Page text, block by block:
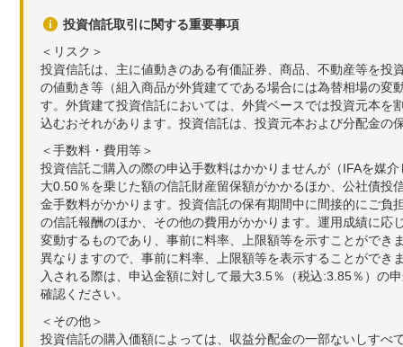
投資信託取引に関する重要事項
＜リスク＞
投資信託は、主に値動きのある有価証券、商品、不動産等を
の値動き等（組入商品が外貨建てである場合には為替相場の
す。外貨建て投資信託においては、外貨ベースでは投資元本
込むおそれがあります。投資信託は、投資元本および分配金の
＜手数料・費用等＞
投資信託ご購入の際の申込手数料はかかりませんが（IFAを媒
大0.50％を乗じた額の信託財産留保額がかかるほか、公社債
金手数料がかかります。投資信託の保有期間中に間接的にご
の信託報酬のほか、その他の費用がかかります。運用成績に
変動するものであり、事前に料率、上限額等を示すことがで
異なりますので、事前に料率、上限額等を表示することがで
入される際は、申込金額に対して最大3.5％（税込:3.85％）の
確認ください。
＜その他＞
投資信託の購入価額によっては、収益分配金の一部ないしす